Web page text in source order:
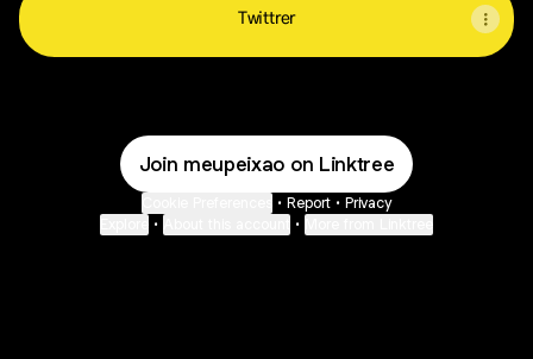
Twittrer
Join meupeixao on Linktree
• Report • Privacy
• •